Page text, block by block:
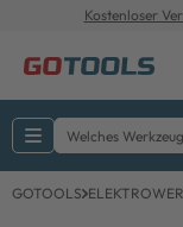
Kostenloser
GOTOOLS